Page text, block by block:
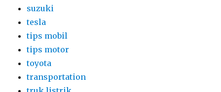
suzuki
tesla
tips mobil
tips motor
toyota
transportation